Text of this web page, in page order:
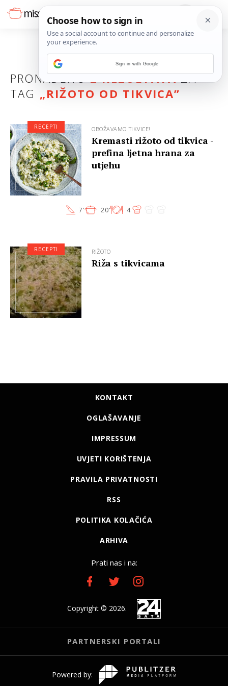
PRONAĐENO2 REZULTATAZA
TAG „RIŽOTO OD TIKVICA”
OBOŽAVAMO TIKVICE!
Kremasti rižoto od tikvica -
prefina ljetna hrana za
utjehu
7' 20' 4
RECEPTI
RIŽOTO
Riža s tikvicama
RECEPTI
KONTAKT
OGLAŠAVANJE
IMPRESSUM
UVJETI KORIŠTENJA
PRAVILA PRIVATNOSTI
RSS
POLITIKA KOLAČIĆA
ARHIVA
Prati nas i na:
Copyright © 2026.
PARTNERSKI PORTALI
Powered by:
Sign in with Google